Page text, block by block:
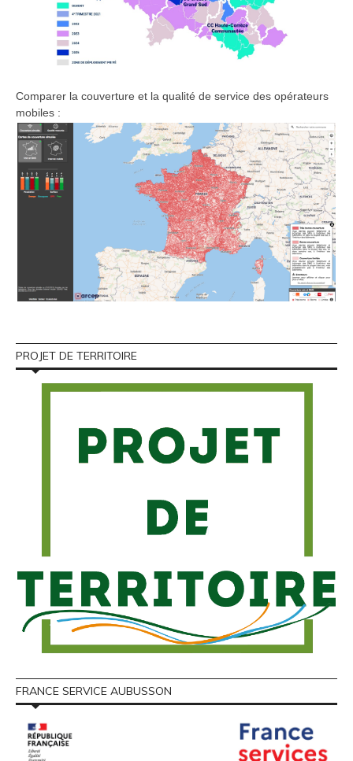
Comparer la couverture et la qualité de service des opérateurs
mobiles :
PROJET DE TERRITOIRE
FRANCE SERVICE AUBUSSON